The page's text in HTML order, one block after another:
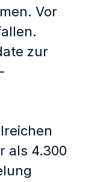
Vor
zur
als 4.300